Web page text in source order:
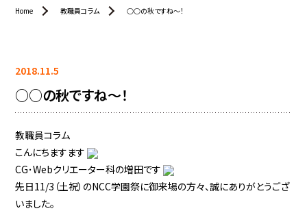
Home 教職員コラム ○○の秋ですね～！
2018.11.5
○○の秋ですね～！
教職員コラム
こんにちますます
CG･Webクリエーター科の増田です
先日11/3（土祝）のNCC学園祭に御来場の方々、誠にありがとうござ
いました。